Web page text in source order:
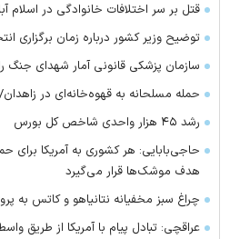
قتل بر سر اختلافات خانوادگی در اسلام
توضیح وزیر کشور درباره زمان برگزاری
سازمان پزشکی قانونی آمار شهدای جنگ را ۳۵۱۹ نفر اعلام کرد
حمله مسلحانه به قهوه‌خانه‌ای در زاهدان/ ۲ نفر جان باختند
رشد ۴۵ هزار واحدی شاخص کل بورس
حاجی‌بابایی: هر کشوری به آمریکا برای
هدف موشک‌ها قرار می‌گیرد
چراغ سبز مخفیانه نتانیاهو و کاتس به
عراقچی: تبادل پیام با آمریکا از طریق